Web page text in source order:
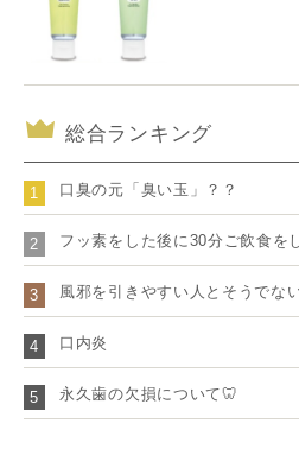
総合ランキング
1 口臭の元「臭い玉」？？
2 フッ素をした後に30分ご飲食を
3 風邪を引きやすい人とそうでな
4 口内炎
5 永久歯の欠損について🦷